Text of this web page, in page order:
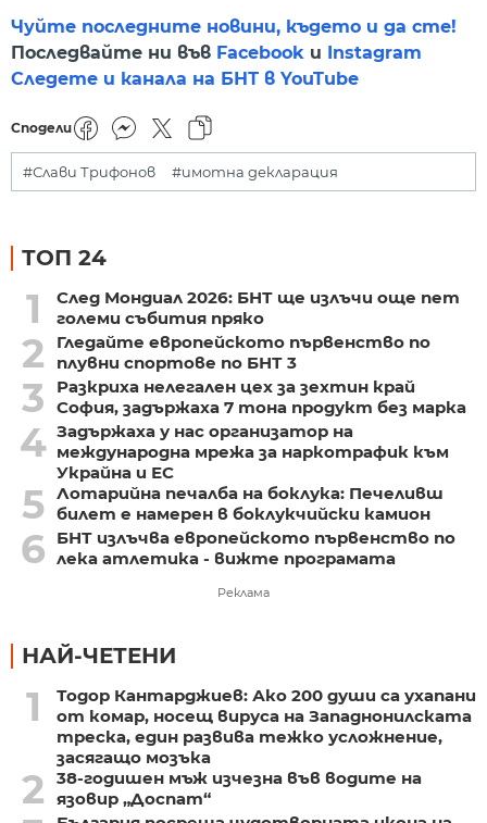
Чуйте последните новини, където и да сте!
Последвайте ни във Facebook и
Instagram
Следете и канала на БНТ в YouTube
Сподели
#Слави Трифонов #имотна декларация
ТОП 24
1
След Мондиал 2026: БНТ ще излъчи още пет
големи събития пряко
2
Гледайте европейското първенство по
плувни спортове по БНТ 3
3
Разкриха нелегален цех за зехтин край
София, задържаха 7 тона продукт без марка
4 Задържаха у нас организатор на
международна мрежа за наркотрафик към
Украйна и ЕС
5 Лотарийна печалба на боклука: Печеливш
билет е намерен в боклукчийски камион
6
БНТ излъчва европейското първенство по
лека атлетика - вижте програмата
Реклама
НАЙ-ЧЕТЕНИ
1
Тодор Кантарджиев: Ако 200 души са ухапани
от комар, носещ вируса на Западнонилската
треска, един развива тежко усложнение,
засягащо мозъка
2
38-годишен мъж изчезна във водите на
язовир „Доспат“